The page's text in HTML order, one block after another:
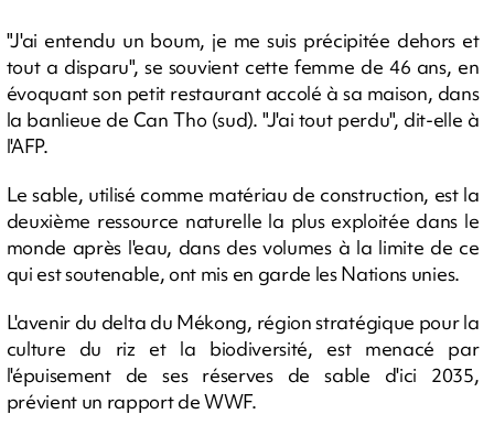
"J'ai entendu un boum, je me suis précipitée dehors et
tout a disparu", se souvient cette femme de 46 ans, en
évoquant son petit restaurant accolé à sa maison, dans
la banlieue de Can Tho (sud). "J'ai tout perdu", dit-elle à
l'AFP.
Le sable, utilisé comme matériau de construction, est la
deuxième ressource naturelle la plus exploitée dans le
monde après l'eau, dans des volumes à la limite de ce
qui est soutenable, ont mis en garde les Nations unies.
L'avenir du delta du Mékong, région stratégique pour la
culture du riz et la biodiversité, est menacé par
l'épuisement de ses réserves de sable d'ici 2035,
prévient un rapport de WWF.